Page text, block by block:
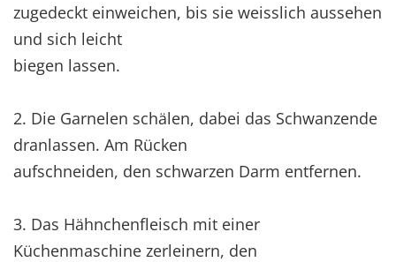
zugedeckt einweichen, bis sie weisslich aussehen
und sich leicht
biegen lassen.
2. Die Garnelen schälen, dabei das Schwanzende
dranlassen. Am Rücken
aufschneiden, den schwarzen Darm entfernen.
3. Das Hähnchenfleisch mit einer
Küchenmaschine zerleinern, den